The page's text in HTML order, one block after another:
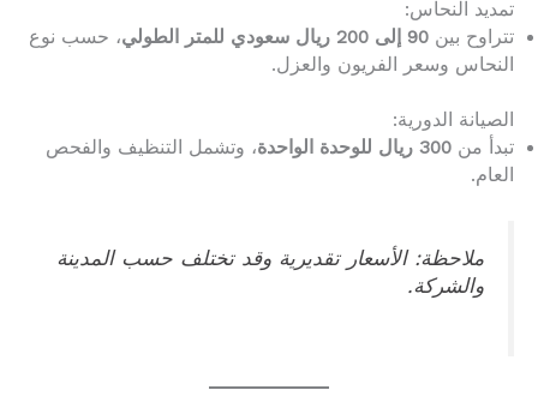
تمديد النحاس:
تتراوح بين 90 إلى 200 ريال سعودي للمتر الطولي
، حسب نوع
النحاس وسعر الفريون والعزل.
الصيانة الدورية:
تبدأ من 300 ريال للوحدة الواحدة
، وتشمل التنظيف والفحص
العام.
ملاحظة: الأسعار تقديرية وقد تختلف حسب المدينة
والشركة.